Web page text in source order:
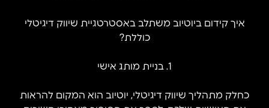
איך קידום ביוטיוב משתלב באסטרטגיית שיווק דיגיטלי
כוללת?
1. בניית מותג אישי
כחלק מתהליך שיווק דיגיטלי, יוטיוב הוא המקום להראות